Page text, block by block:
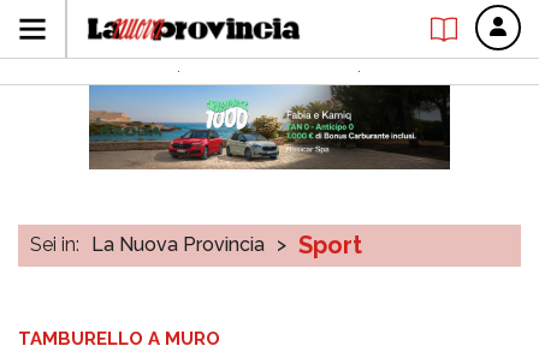
Sei in: La Nuova Provincia > Sport
TAMBURELLO A MURO